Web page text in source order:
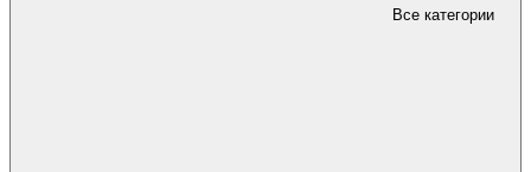
Все категории